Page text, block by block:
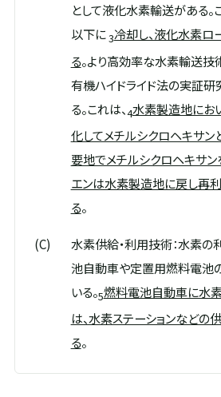
として液化水素輸送がある
以下に3冷却し、液化水素ロ
る。より高効率な水素輸送技
有機ハイドライド法の実証
る。これは、4水素製造地にお
化してメチルシクロヘキサン
要地でメチルシクロヘキサン
エンは水素製造地に戻し再
る。
(C)
水素供給・利用技術：水素の
池自動車や定置用燃料電池
いる。5燃料電池自動車に水
は、水素ステーションなどの
る。